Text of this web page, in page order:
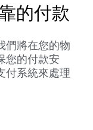
的付款
們將在您的物
您的付款安
付系統來處理